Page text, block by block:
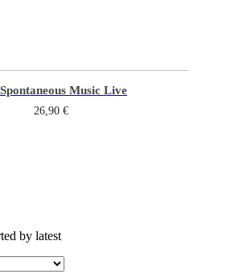
Spontaneous Music Live
26,90 €
by latest